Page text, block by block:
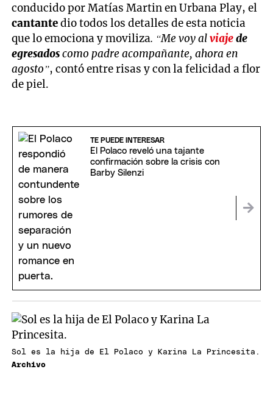
conducido por Matías Martin en Urbana Play, el
cantantedio todos los detalles de esta noticia
que lo emociona y moviliza. “Me voy alviajede
egresadoscomo padre acompañante, ahora en
agosto”, contó entre risas y con la felicidad a flor
de piel.
TE PUEDE INTERESAR
El Polaco reveló una tajante
confirmación sobre la crisis con
Barby Silenzi
Sol es la hija de El Polaco y Karina La Princesita.
Archivo